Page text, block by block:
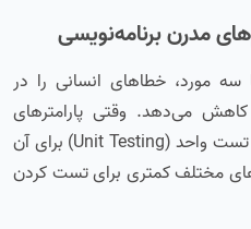
مدرن برنامه‌نویسی
مورد، خطاهای انسانی را در
می‌دهد. وقتی پارامترهای
ورودی یک تابع کم باشند، نوشتن تست واحد (Unit Testing) برای آن
مختلف کمتری برای تست کردن